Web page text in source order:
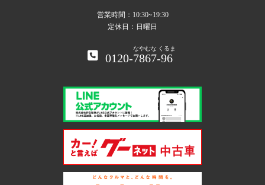
営業時間：10:30~19:30
定休日：日曜日
0120-7867
なやむな
-96
くるま